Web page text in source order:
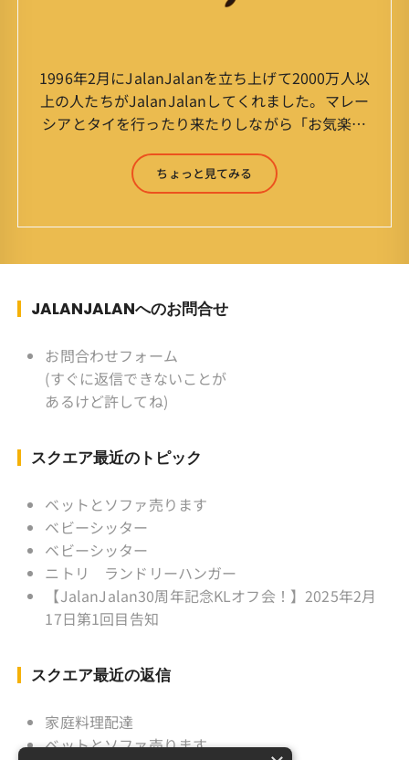
1996年2月にJalanJalanを立ち上げて2000万人以
上の人たちがJalanJalanしてくれました。マレー
シアとタイを行ったり来たりしながら「お気楽」
森 淳（Jun Yamamori） 生年月日 ：1959年
7月4日(61才) 生まれ ：香港(3才まで)
スポーツ ：水泳(浜名湾流古式泳法、競泳平泳
ク ソフトボール
監督 BKKソフトボール「おぼん
こぼん 」監督 マレーシア歴：1991年から31年
目 タイ歴 ：2001年から21年目
ちょっと見てみる
JALANJALANへのお問合せ
お問合わせフォーム
(すぐに返信できないことが
あるけど許してね)
スクエア最近のトピック
ベットとソファ売ります
ベビーシッター
ベビーシッター
ニトリ ランドリーハンガー
【JalanJalan30周年記念KLオフ会！】2025年2月
17日第1回目告知
スクエア最近の返信
家庭料理配達
ベットとソファ売ります